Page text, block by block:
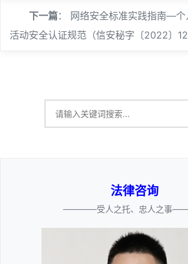
下一篇： 网络安全标准实践指南—个
活动安全认证规范（信安秘字〔2022〕
法律咨询
————受人之托、忠人之事